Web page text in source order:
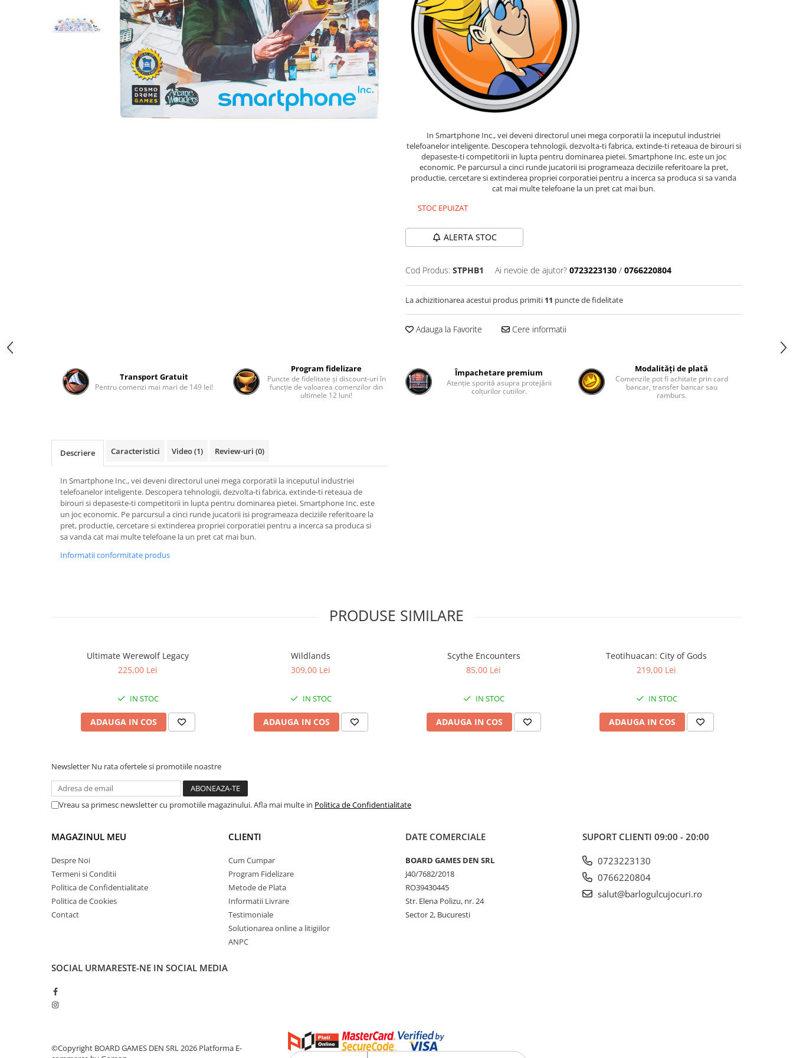
5 - 6 jucători
Amuzante
Abstracte
TOATE JOCURILE
In Smartphone Inc., vei deveni directorul unei mega corporatii la inceputul industriei
telefoanelor inteligente. Descopera tehnologii, dezvolta-ti fabrica, extinde-ti reteaua de birouri si
depaseste-ti competitorii in lupta pentru dominarea pietei. Smartphone Inc. este un joc
economic. Pe parcursul a cinci runde jucatorii isi programeaza deciziile referitoare la pret,
productie, cercetare si extinderea propriei corporatiei pentru a incerca sa produca si sa vanda
cat mai multe telefoane la un pret cat mai bun.
STOC EPUIZAT
ALERTA STOC
Cod Produs: STPHB1 Ai nevoie de ajutor? 0723223130 / 0766220804
La achizitionarea acestui produs primiti 11 puncte de fidelitate
Adauga la Favorite Cere informatii
Transport Gratuit
Pentru comenzi mai mari de 149 lei!
Program fidelizare
Puncte de fidelitate și discount-uri în
funcție de valoarea comenzilor din
ultimele 12 luni!
Împachetare premium
Atenție sporită asupra protejării
colțurilor cutiilor.
Modalități de plată
Comenzile pot fi achitate prin card
bancar, transfer bancar sau
ramburs.
Descriere Caracteristici Video(1) Review-uri (0)
In Smartphone Inc., vei deveni directorul unei mega corporatii la inceputul industriei
telefoanelor inteligente. Descopera tehnologii, dezvolta-ti fabrica, extinde-ti reteaua de
birouri si depaseste-ti competitorii in lupta pentru dominarea pietei. Smartphone Inc. este
un joc economic. Pe parcursul a cinci runde jucatorii isi programeaza deciziile referitoare la
pret, productie, cercetare si extinderea propriei corporatiei pentru a incerca sa produca si
sa vanda cat mai multe telefoane la un pret cat mai bun.
Informatii conformitate produs
PRODUSE SIMILARE
Ultimate Werewolf Legacy
225,00 Lei
IN STOC
ADAUGA IN COS
Wildlands
309,00 Lei
IN STOC
ADAUGA IN COS
Scythe Encounters
85,00 Lei
IN STOC
ADAUGA IN COS
Teotihuacan: City of Gods
219,00 Lei
IN STOC
ADAUGA IN COS
Newsletter Nu rata ofertele si promotiile noastre
Vreau sa primesc newsletter cu promotiile magazinului. Afla mai multe in Politica de Confidentialitate
MAGAZINUL MEU
Despre Noi
Termeni si Conditii
Politica de Confidentialitate
Politica de Cookies
Contact
CLIENTI
Cum Cumpar
Program Fidelizare
Metode de Plata
Informatii Livrare
Testimoniale
Solutionarea online a litigiilor
ANPC
DATE COMERCIALE
BOARD GAMES DEN SRL
J40/7682/2018
RO39430445
Str. Elena Polizu, nr. 24
Sector 2, Bucuresti
SUPORT CLIENTI 09:00 - 20:00
0723223130
0766220804
salut@barlogulcujocuri.ro
SOCIAL URMARESTE-NE IN SOCIAL MEDIA
©Copyright BOARD GAMES DEN SRL 2026 Platforma E-